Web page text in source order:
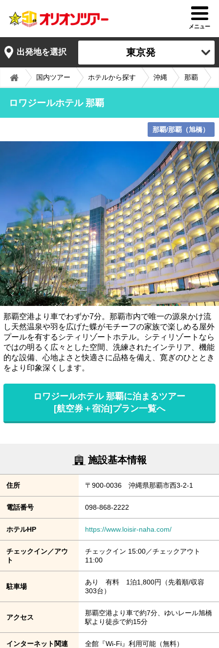
メニュー
出発地を選択 東京発
国内ツアー ホテルから探す 沖縄 那覇
ロワジールホテル 那覇
那覇/那覇（旭橋）
那覇空港より車でわずか7分。那覇市内で唯一の源泉かけ流
し天然温泉や羽を広げた蝶がモチーフの家族で楽しめる屋外
プールを有するシティリゾートホテル。シティリゾートなら
ではの明るく広々とした空間、洗練されたインテリア、機能
的な設備、心地よさと快適さに品格を備え、寛ぎのひととき
をより印象深くします。
ロワジールホテル 那覇に泊まるツアー
[航空券＋宿泊]プラン一覧へ
施設基本情報
住所 〒900-0036 沖縄県那覇市西3-2-1
電話番号 098-868-2222
ホテルHP https://www.loisir-naha.com/
チェックイン／アウ
ト
チェックイン 15:00／チェックアウト
11:00
駐車場
あり 有料 1泊1,800円（先着順/収容
303台）
アクセス
那覇空港より車で約7分、ゆいレール旭橋
駅より徒歩で約15分
インターネット関連 全館『Wi-Fi』利用可能（無料）